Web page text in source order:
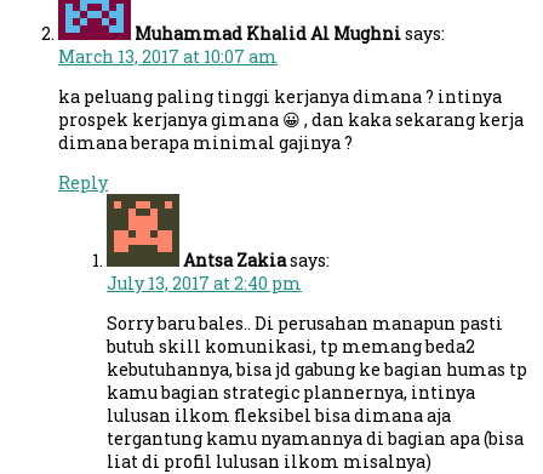
Muhammad Khalid Al Mughnisays:
March 13, 2017 at 10:07 am
ka peluang paling tinggi kerjanya dimana ? intinya
prospek kerjanya gimana 😀 , dan kaka sekarang kerja
dimana berapa minimal gajinya ?
Reply
Antsa Zakiasays:
July 13, 2017 at 2:40 pm
Sorry baru bales.. Di perusahan manapun pasti
butuh skill komunikasi, tp memang beda2
kebutuhannya, bisa jd gabung ke bagian humas tp
kamu bagian strategic plannernya, intinya
lulusan ilkom fleksibel bisa dimana aja
tergantung kamu nyamannya di bagian apa (bisa
liat di profil lulusan ilkom misalnya)